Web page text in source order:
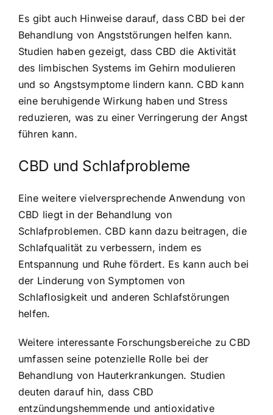
Es gibt auch Hinweise darauf, dass CBD bei der
Behandlung von Angststörungen helfen kann.
Studien haben gezeigt, dass CBD die Aktivität
des limbischen Systems im Gehirn modulieren
und so Angstsymptome lindern kann. CBD kann
eine beruhigende Wirkung haben und Stress
reduzieren, was zu einer Verringerung der Angst
führen kann.
CBD und Schlafprobleme
Eine weitere vielversprechende Anwendung von
CBD liegt in der Behandlung von
Schlafproblemen. CBD kann dazu beitragen, die
Schlafqualität zu verbessern, indem es
Entspannung und Ruhe fördert. Es kann auch bei
der Linderung von Symptomen von
Schlaflosigkeit und anderen Schlafstörungen
helfen.
Weitere interessante Forschungsbereiche zu CBD
umfassen seine potenzielle Rolle bei der
Behandlung von Hauterkrankungen. Studien
deuten darauf hin, dass CBD
entzündungshemmende und antioxidative